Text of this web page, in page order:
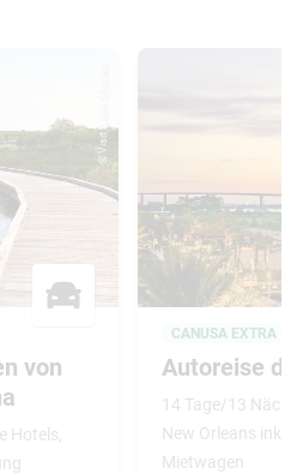
© Visit Lake Charles
von
Hotels,
CANUSA EXTRA
Autoreise
14 Tage/13
New Orleans
Mietwagen